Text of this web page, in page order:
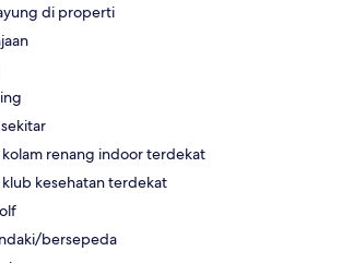
di properti
kolam renang indoor terdekat
klub kesehatan terdekat
bersepeda